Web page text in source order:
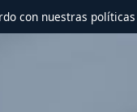
con nuestras